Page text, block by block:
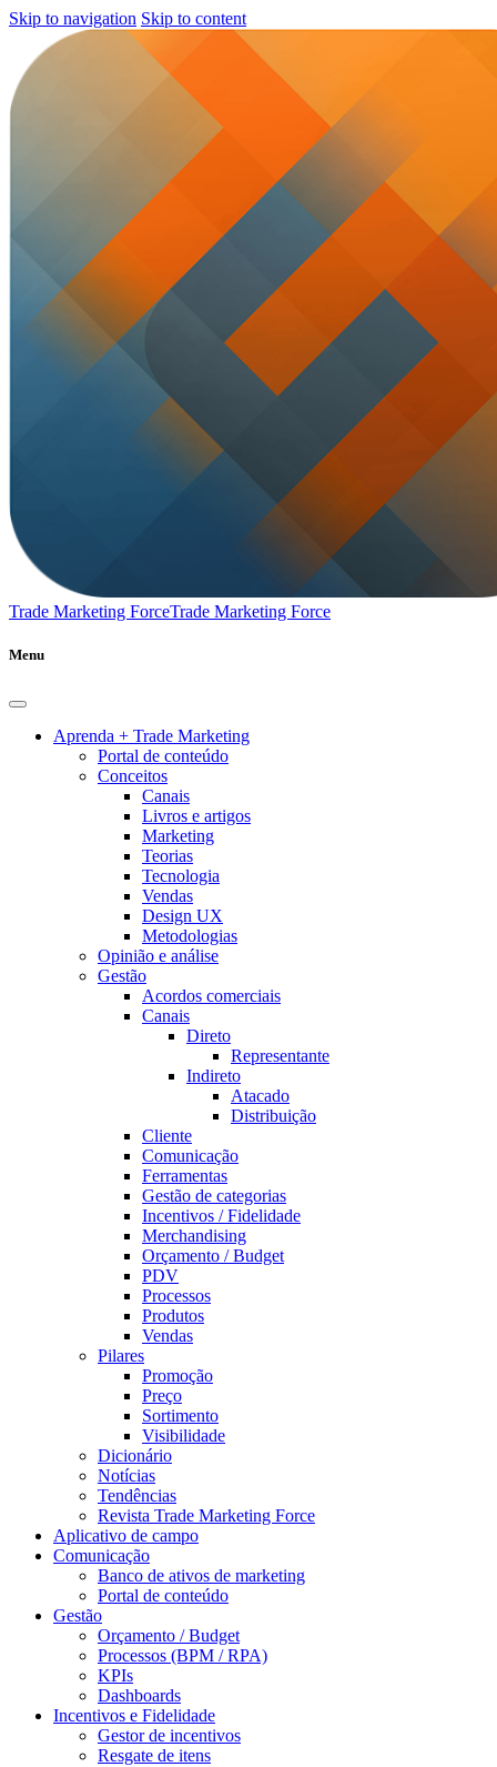
Skip to navigation Skip to content
Trade Marketing ForceTrade Marketing Force
Menu
Aprenda + Trade Marketing
Portal de conteúdo
Conceitos
Canais
Livros e artigos
Marketing
Teorias
Tecnologia
Vendas
Design UX
Metodologias
Opinião e análise
Gestão
Acordos comerciais
Canais
Direto
Representante
Indireto
Atacado
Distribuição
Cliente
Comunicação
Ferramentas
Gestão de categorias
Incentivos / Fidelidade
Merchandising
Orçamento / Budget
PDV
Processos
Produtos
Vendas
Pilares
Promoção
Preço
Sortimento
Visibilidade
Dicionário
Notícias
Tendências
Revista Trade Marketing Force
Aplicativo de campo
Comunicação
Banco de ativos de marketing
Portal de conteúdo
Gestão
Orçamento / Budget
Processos (BPM / RPA)
KPIs
Dashboards
Incentivos e Fidelidade
Gestor de incentivos
Resgate de itens